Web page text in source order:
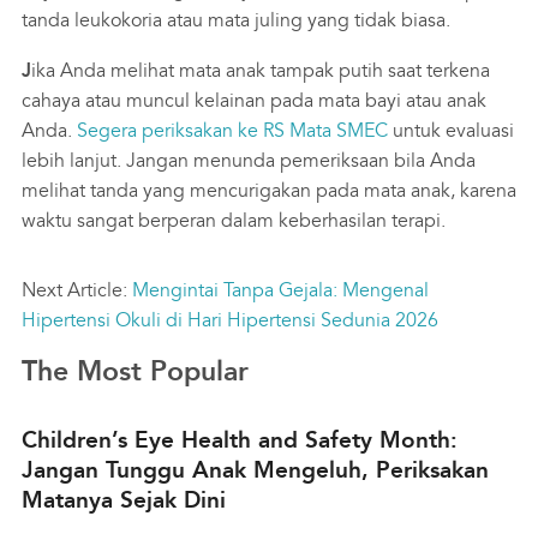
tanda leukokoria atau mata juling yang tidak biasa.
Jika Anda melihat mata anak tampak putih saat terkena
cahaya atau muncul kelainan pada mata bayi atau anak
Anda. Segera periksakan ke RS Mata SMECuntuk evaluasi
lebih lanjut. Jangan menunda pemeriksaan bila Anda
melihat tanda yang mencurigakan pada mata anak, karena
waktu sangat berperan dalam keberhasilan terapi.
Next Article: Mengintai Tanpa Gejala: Mengenal
Hipertensi Okuli di Hari Hipertensi Sedunia 2026
The Most Popular
Children’s Eye Health and Safety Month:
Jangan Tunggu Anak Mengeluh, Periksakan
Matanya Sejak Dini